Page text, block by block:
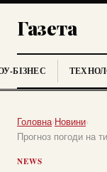
Газета
БІЗНЕС
Головна›Новини›
Прогноз погоди на
NEWS